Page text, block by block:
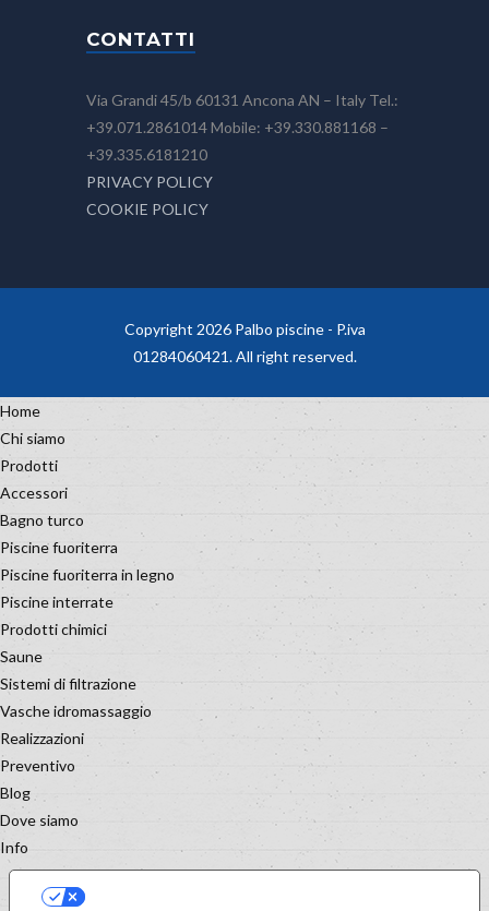
CONTATTI
Via Grandi 45/b 60131 Ancona AN – Italy Tel.:
+39.071.2861014 Mobile: +39.330.881168 –
+39.335.6181210
PRIVACY POLICY
COOKIE POLICY
Copyright 2026 Palbo piscine - P.iva
01284060421. All right reserved.
Home
Chi siamo
Prodotti
Accessori
Bagno turco
Piscine fuoriterra
Piscine fuoriterra in legno
Piscine interrate
Prodotti chimici
Saune
Sistemi di filtrazione
Vasche idromassaggio
Realizzazioni
Preventivo
Blog
Dove siamo
Info